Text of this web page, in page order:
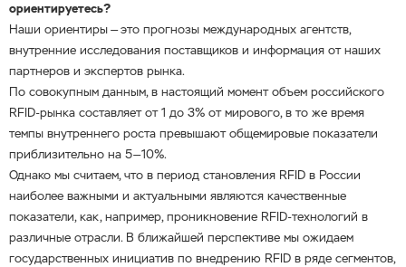
ориентируетесь?
Наши ориентиры — это прогнозы международных агентств,
внутренние исследования поставщиков и информация от наших
партнеров и экспертов рынка.
По совокупным данным, в настоящий момент объем российского
RFID-рынка составляет от 1 до 3% от мирового, в то же время
темпы внутреннего роста превышают общемировые показатели
приблизительно на 5—10%.
Однако мы считаем, что в период становления RFID в России
наиболее важными и актуальными являются качественные
показатели, как, например, проникновение RFID-технологий в
различные отрасли. В ближайшей перспективе мы ожидаем
государственных инициатив по внедрению RFID в ряде сегментов,